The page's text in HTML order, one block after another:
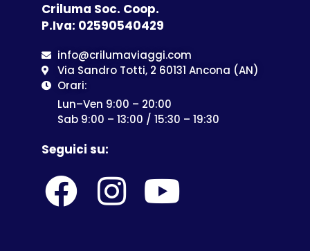
Criluma Soc. Coop.
P.Iva: 02590540429
info@crilumaviaggi.com
Via Sandro Totti, 2 60131 Ancona (AN)
Orari:
Lun–Ven 9:00 – 20:00
Sab 9:00 – 13:00 / 15:30 – 19:30
Seguici su: